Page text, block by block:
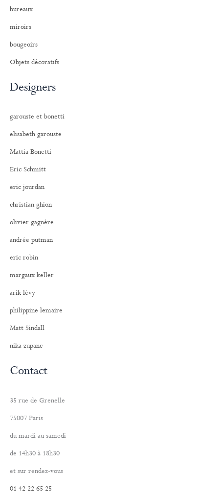
bureaux
miroirs
bougeoirs
Objets décoratifs
Designers
garouste et bonetti
elisabeth garouste
Mattia Bonetti
Eric Schmitt
eric jourdan
christian ghion
olivier gagnère
andrée putman
eric robin
margaux keller
arik lévy
philippine lemaire
Matt Sindall
nika zupanc
Contact
35 rue de Grenelle
75007 Paris
du mardi au samedi
de 14h30 à 18h30
et sur rendez-vous
01 42 22 65 25